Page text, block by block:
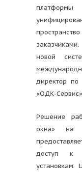
новой
директор
«ОДК-
Решение
окна» на
доступ к
установкам.